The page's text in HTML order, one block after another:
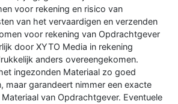
voor rekening en risico van
van het vervaardigen en verzenden
voor rekening van Opdrachtgever
door XYTO Media in rekening
anders overeengekomen.
ingezonden Materiaal zo goed
maar garandeert nimmer een exacte
van Opdrachtgever. Eventuele